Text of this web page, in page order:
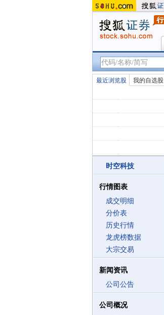
最近浏览股 我的自选股
时空科技
行情图表
成交明细
分价表
历史行情
龙虎榜数据
大宗交易
新闻资讯
公司公告
公司概况